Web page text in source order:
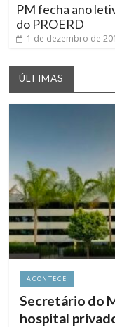
PM fecha ano
do PROERD
1 de dezembro de
ÚLTIMAS
ACONTECE
Secretário do
hospital